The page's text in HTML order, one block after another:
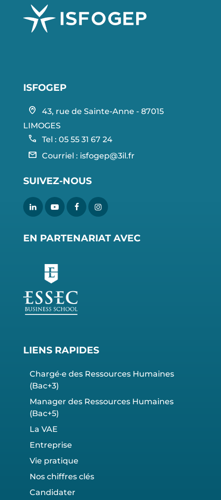
ISFOGEP
home_pin
43, rue de Sainte-Anne - 87015
LIMOGES
call Tel : 05 55 31 67 24
mail Courriel : isfogep@3il.fr
SUIVEZ-NOUS
EN PARTENARIAT AVEC
LIENS RAPIDES
Chargé·e des Ressources Humaines
(Bac+3)
Manager des Ressources Humaines
(Bac+5)
La VAE
Entreprise
Vie pratique
Nos chiffres clés
Candidater